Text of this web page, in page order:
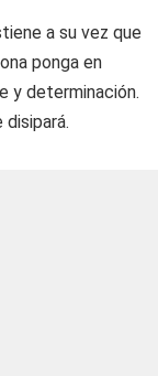
a su vez que
ponga en
y determinación.